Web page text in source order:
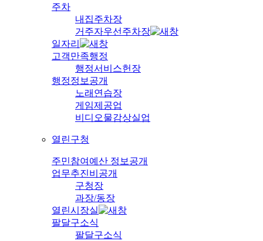
주차
내집주차장
거주자우선주차장
일자리
고객만족행정
행정서비스헌장
행정정보공개
노래연습장
게임제공업
비디오물감상실업
열린구청
주민참여예산 정보공개
업무추진비공개
구청장
과장/동장
열린시장실
팔달구소식
팔달구소식